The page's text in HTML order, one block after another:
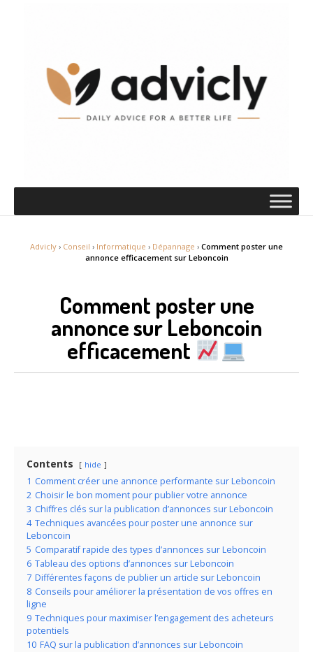
Advicly › Conseil › Informatique › Dépannage › Comment poster une
annonce efficacement sur Leboncoin
Comment poster une
annonce sur Leboncoin
efficacement
Contents hide
1 Comment créer une annonce performante sur Leboncoin
2 Choisir le bon moment pour publier votre annonce
3 Chiffres clés sur la publication d’annonces sur Leboncoin
4 Techniques avancées pour poster une annonce sur
Leboncoin
5 Comparatif rapide des types d’annonces sur Leboncoin
6 Tableau des options d’annonces sur Leboncoin
7 Différentes façons de publier un article sur Leboncoin
8 Conseils pour améliorer la présentation de vos offres en
ligne
9 Techniques pour maximiser l’engagement des acheteurs
potentiels
10 FAQ sur la publication d’annonces sur Leboncoin